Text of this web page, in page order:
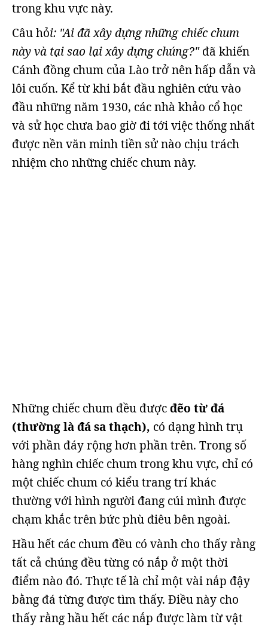
trong khu vực này.
Câu hỏi: "Ai đã xây dựng những chiếc chum
này và tại sao lại xây dựng chúng?"đã khiến
Cánh đồng chum của Lào trở nên hấp dẫn và
lôi cuốn. Kể từ khi bắt đầu nghiên cứu vào
đầu những năm 1930, các nhà khảo cổ học
và sử học chưa bao giờ đi tới việc thống nhất
được nền văn minh tiền sử nào chịu trách
nhiệm cho những chiếc chum này.
Những chiếc chum đều đượcđẽo từ đá
(thường là đá sa thạch), có dạng hình trụ
với phần đáy rộng hơn phần trên. Trong số
hàng nghìn chiếc chum trong khu vực, chỉ có
một chiếc chum có kiểu trang trí khác
thường với hình người đang cúi mình được
chạm khắc trên bức phù điêu bên ngoài.
Hầu hết các chum đều có vành cho thấy rằng
tất cả chúng đều từng có nắp ở một thời
điểm nào đó. Thực tế là chỉ một vài nắp đậy
bằng đá từng được tìm thấy. Điều này cho
thấy rằng hầu hết các nắp được làm từ vật